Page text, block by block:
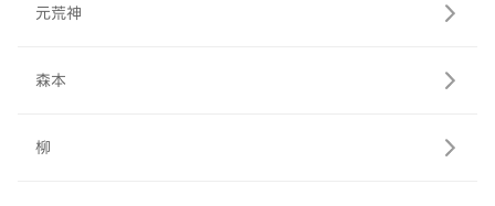
元荒神
森本
柳